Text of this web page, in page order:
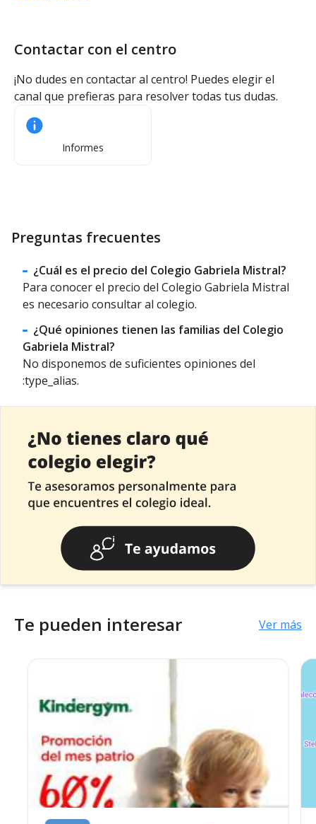
Contactar con el centro
¡No dudes en contactar al centro! Puedes elegir el
canal que prefieras para resolver todas tus dudas.
Informes
Preguntas frecuentes
¿Cuál es el precio del Colegio Gabriela Mistral?
Para conocer el precio del Colegio Gabriela Mistral
es necesario consultar al colegio.
¿Qué opiniones tienen las familias del Colegio
Gabriela Mistral?
No disponemos de suficientes opiniones del
:type_alias.
Te pueden interesar Ver más